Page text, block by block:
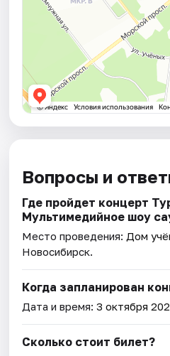
Вопросы и
Где пройдет концерт
Мультимедийное шоу
Место проведения: Дом
Новосибирск.
Когда запланирован
Дата и время:3 октября
Сколько стоит билет?